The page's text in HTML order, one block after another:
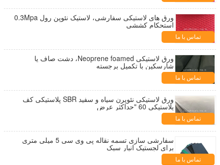
ورق های لاستیکی سفارشی، لاستیک نئوپن رول 0.3Mpa
استحکام کششی
تماس با ما
ورق لاستیکی Neoprene foamed، دشت صاف یا
شارسکین با تکمیل برجسته
تماس با ما
ورق لاستیکی نئوپرن سیاه و سفید SBR پلاستیکی کف
پلاستیکی 60 "حداکثر عرض
تماس با ما
سفارشی سازی تسمه نقاله پی وی سی 5 میلی متری
برای لجستیک انبار سبک
تماس با ما